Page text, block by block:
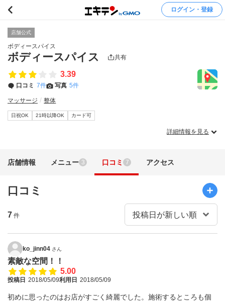
ログイン・登録
店舗公式
ボディースパイス
ボディースパイス 共有
3.39
口コミ 7件 写真 5件
マッサージ 整体
日祝OK 21時以降OK カード可
詳細情報を見る
店舗情報 メニュー 3 口コミ 7 アクセス
口コミ
7 件
ko_jinn04 さん
素敵な空間！！
5.00
投稿日 2018/05/09利用日 2018/05/09
初めに思ったのはお店がすごく綺麗でした。施術するところも個